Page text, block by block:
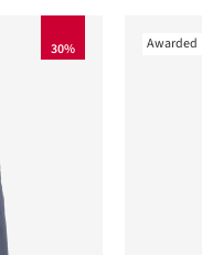
30% Awarded